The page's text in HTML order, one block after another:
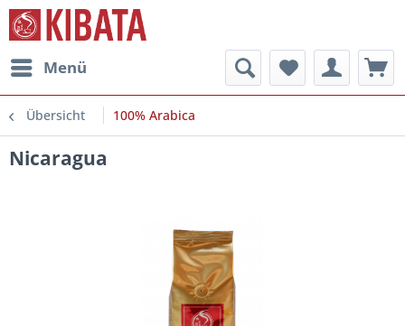
Menü
Übersicht 100% Arabica
Nicaragua